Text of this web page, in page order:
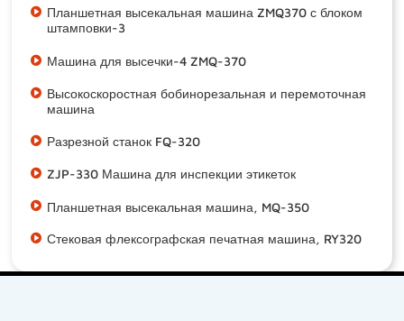
Планшетная высекальная машина ZMQ370 с блоком
штамповки-3
Машина для высечки-4 ZMQ-370
Высокоскоростная бобинорезальная и перемоточная
машина
Разрезной станок FQ-320
ZJP-330 Машина для инспекции этикеток
Планшетная высекальная машина, MQ-350
Стековая флексографская печатная машина, RY320